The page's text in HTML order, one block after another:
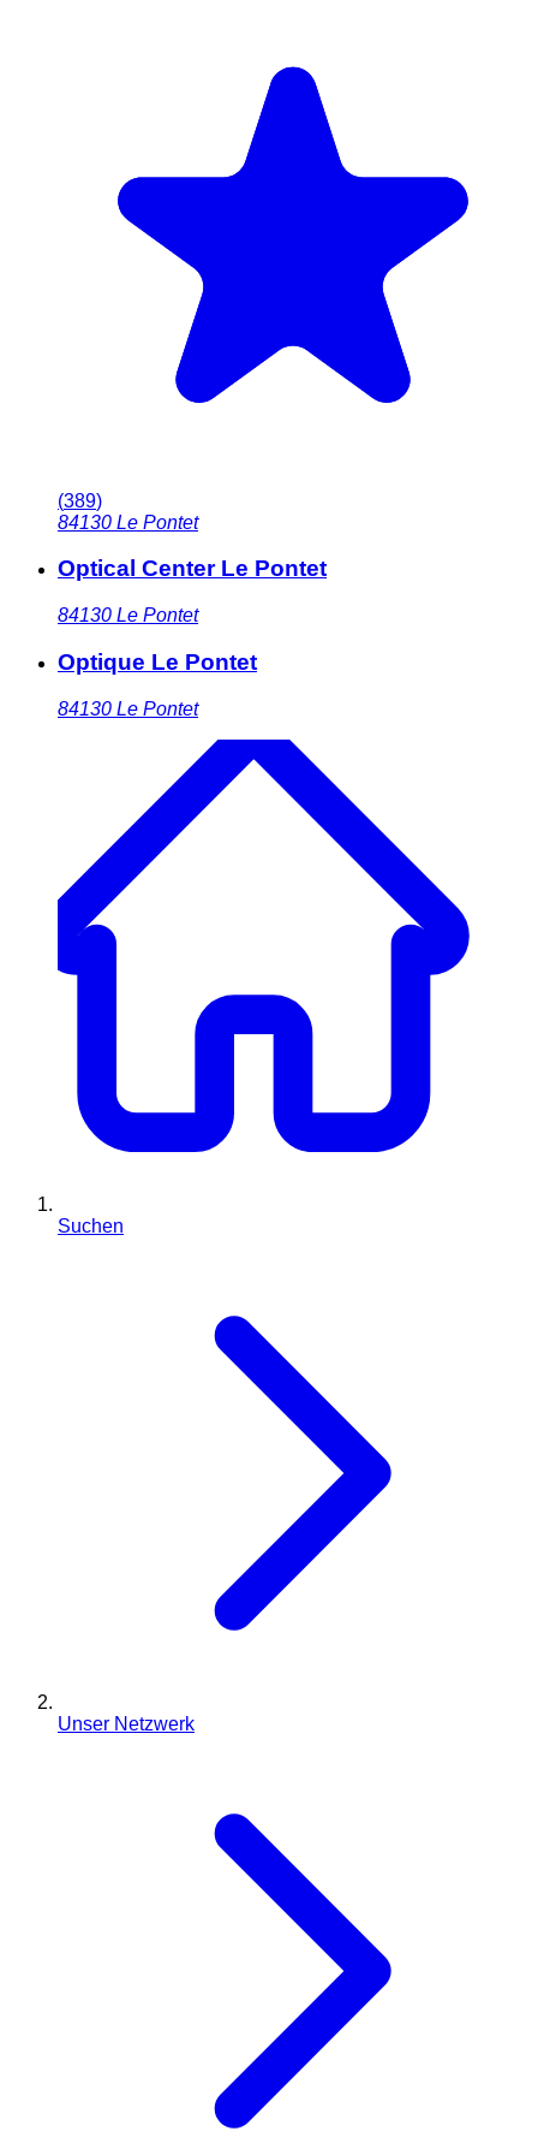
(389)
84130 Le Pontet
Optical Center Le Pontet
84130 Le Pontet
Optique Le Pontet
84130 Le Pontet
Suchen
Unser Netzwerk